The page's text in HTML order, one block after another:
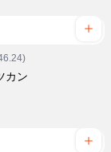
カン